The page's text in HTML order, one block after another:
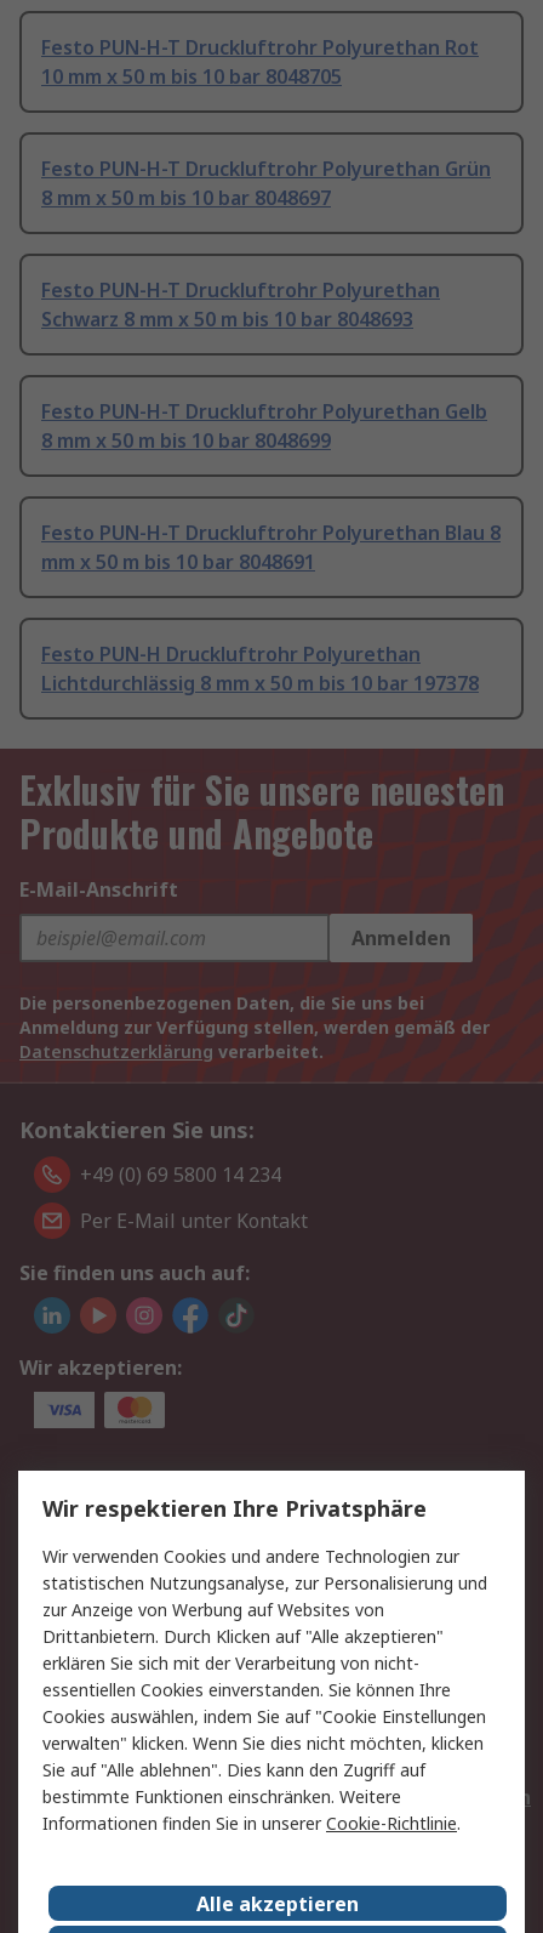
Festo PUN-H-T Druckluftrohr Polyurethan Rot
10 mm x 50 m bis 10 bar 8048705
Festo PUN-H-T Druckluftrohr Polyurethan Grün
8 mm x 50 m bis 10 bar 8048697
Festo PUN-H-T Druckluftrohr Polyurethan
Schwarz 8 mm x 50 m bis 10 bar 8048693
Festo PUN-H-T Druckluftrohr Polyurethan Gelb
8 mm x 50 m bis 10 bar 8048699
Festo PUN-H-T Druckluftrohr Polyurethan Blau 8
mm x 50 m bis 10 bar 8048691
Festo PUN-H Druckluftrohr Polyurethan
Lichtdurchlässig 8 mm x 50 m bis 10 bar 197378
Exklusiv für Sie unsere neuesten
Produkte und Angebote
E-Mail-Anschrift
Anmelden
Die personenbezogenen Daten, die Sie uns bei
Anmeldung zur Verfügung stellen, werden gemäß der
Datenschutzerklärung verarbeitet.
Kontaktieren Sie uns:
+49 (0) 69 5800 14 234
Per E-Mail unter Kontakt
Sie finden uns auch auf:
Wir akzeptieren:
Service
Value Added Services
Lieferlösungen
Rücksendungen
Kontakt
Hilfe
Privatkunden
Rechtliches
AGB
Datenschutz
Cookie-Richtlinie
Zahlungsbedingungen
Copyright/Impressum
Entsorgung
Elektrogeräte/Batterien
RS weltweit
Wir respektieren Ihre Privatsphäre
Wir verwenden Cookies und andere Technologien zur
statistischen Nutzungsanalyse, zur Personalisierung und
zur Anzeige von Werbung auf Websites von
Drittanbietern. Durch Klicken auf "Alle akzeptieren"
erklären Sie sich mit der Verarbeitung von nicht-
essentiellen Cookies einverstanden. Sie können Ihre
Cookies auswählen, indem Sie auf "Cookie Einstellungen
verwalten" klicken. Wenn Sie dies nicht möchten, klicken
Sie auf "Alle ablehnen". Dies kann den Zugriff auf
bestimmte Funktionen einschränken. Weitere
Informationen finden Sie in unsererCookie-Richtlinie.
Alle akzeptieren